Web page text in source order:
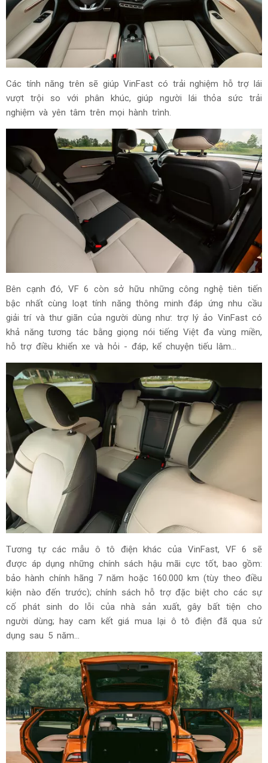
Các tính năng trên sẽ giúp VinFast có trải nghiệm hỗ trợ lái
vượt trội so với phân khúc, giúp người lái thỏa sức trải
nghiệm và yên tâm trên mọi hành trình.
Bên cạnh đó, VF 6 còn sở hữu những công nghệ tiên tiến
bậc nhất cùng loạt tính năng thông minh đáp ứng nhu cầu
giải trí và thư giãn của người dùng như: trợ lý ảo VinFast có
khả năng tương tác bằng giọng nói tiếng Việt đa vùng miền,
hỗ trợ điều khiển xe và hỏi - đáp, kể chuyện tiếu lâm…
Tương tự các mẫu ô tô điện khác của VinFast, VF 6 sẽ
được áp dụng những chính sách hậu mãi cực tốt, bao gồm:
bảo hành chính hãng 7 năm hoặc 160.000 km (tùy theo điều
kiện nào đến trước); chính sách hỗ trợ đặc biệt cho các sự
cố phát sinh do lỗi của nhà sản xuất, gây bất tiện cho
người dùng; hay cam kết giá mua lại ô tô điện đã qua sử
dụng sau 5 năm…